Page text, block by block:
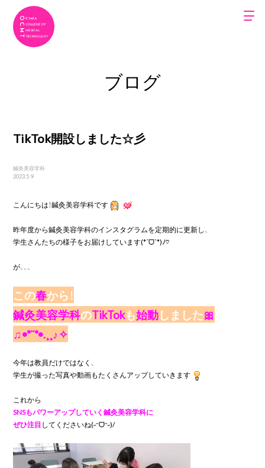
ブログ
TikTok開設しました☆彡
鍼灸美容学科
2023.5.9
こんにちは！鍼灸美容学科です
昨年度から鍼灸美容学科のインスタグラムを定期的に更新し、
学生さんたちの様子をお届けしています(*ˊᗜˋ*)ﾉ♡
が、、、
この春から！
鍼灸美容学科のTikTokも始動しました🎀
今年は教員だけではなく、
学生が撮った写真や動画もたくさんアップしていきます
これから
SNSもパワーアップしていく鍼灸美容学科に
ぜひ注目
してくださいね(˶ᵔᗜᵔ˶)/